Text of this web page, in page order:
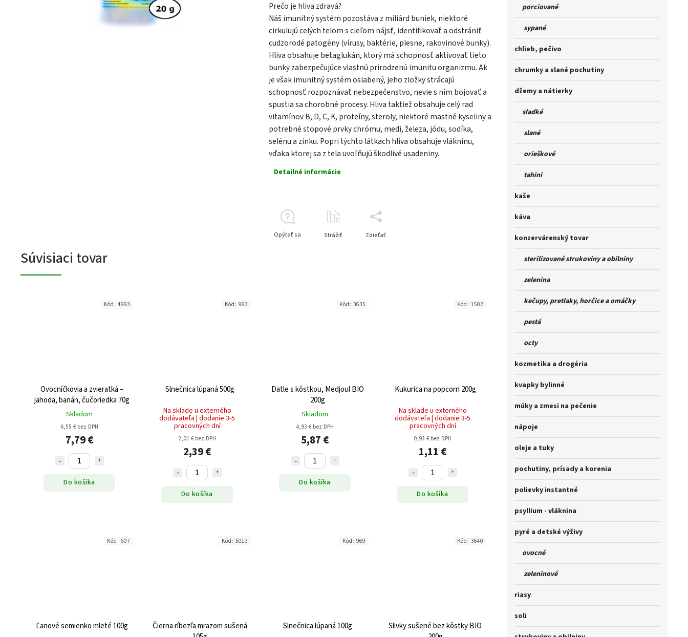
porciované
sypané
chlieb, pečivo
chrumky a slané pochutiny
džemy a nátierky
sladké
slané
orieškové
tahini
kaše
káva
konzervárenský tovar
sterilizované strukoviny a obilniny
zelenina
kečupy, pretlaky, horčice a omáčky
pestá
octy
kozmetika a drogéria
kvapky bylinné
múky a zmesi na pečenie
nápoje
oleje a tuky
pochutiny, prísady a korenia
polievky instantné
psyllium - vláknina
pyré a detské výživy
ovocné
zeleninové
riasy
soli
Prečo je hliva zdravá?
Náš imunitný systém pozostáva z miliárd buniek, niektoré
cirkulujú celých telom s cieľom nájsť, identifikovať a odstrániť
cudzorodé patogény (vírusy, baktérie, plesne, rakovinové bunky).
Hliva obsahuje betaglukán, ktorý má schopnosť aktivovať tieto
bunky zabezpečujúce vlastnú prirodzenú imunitu organizmu. Ak
je však imunitný systém oslabený, jeho zložky strácajú
schopnosť rozpoznávať nebezpečenstvo, nevie s ním bojovať a
spustia sa chorobné procesy. Hliva taktiež obsahuje celý rad
vitamínov B, D, C, K, proteíny, steroly, niektoré mastné kyseliny a
potrebné stopové prvky chrómu, medi, železa, jódu, sodíka,
selénu a zinku. Popri týchto látkach hliva obsahuje vlákninu,
vďaka ktorej sa z tela uvoľňujú škodlivé usadeniny.
Detailné informácie
Opýtať sa Strážiť Zdieľať
Súvisiaci tovar
Ovocníčkovia a zvieratká –
jahoda, banán, čučoriedka 70g
Skladom
6,55 € bez DPH
7,79 €
Do košíka
Kód: 4993
Slnečnica lúpaná 500g
Na sklade u externého
dodávateľa | dodanie 3-5
pracovných dní
2,01 € bez DPH
2,39 €
Do košíka
Kód: 993
Datle s kôstkou, Medjoul BIO
200g
Skladom
4,93 € bez DPH
5,87 €
Do košíka
Kód: 3635
Kukurica na popcorn 200g
Na sklade u externého
dodávateľa | dodanie 3-5
pracovných dní
0,93 € bez DPH
1,11 €
Do košíka
Kód: 1502
Ľanové semienko mleté 100g
Kód: 607
Čierna ríbezľa mrazom sušená
Kód: 5013
Slnečnica lúpaná 100g
Kód: 969
Slivky sušené bez kôstky BIO
Kód: 3640